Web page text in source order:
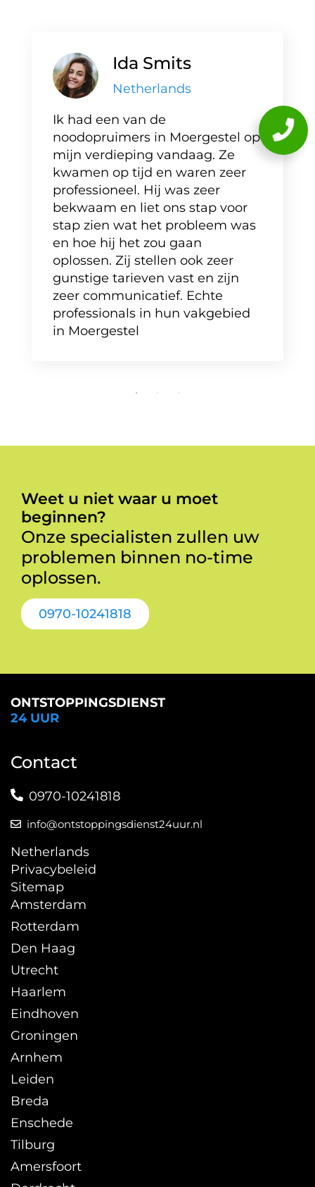
Ida Smits
Netherlands
Ik had een van de
noodopruimers in Moergestel op
mijn verdieping vandaag. Ze
kwamen op tijd en waren zeer
professioneel. Hij was zeer
bekwaam en liet ons stap voor
stap zien wat het probleem was
en hoe hij het zou gaan
oplossen. Zij stellen ook zeer
gunstige tarieven vast en zijn
zeer communicatief. Echte
professionals in hun vakgebied
in Moergestel
Weet u niet waar u moet
beginnen?
Onze specialisten zullen uw
problemen binnen no-time
oplossen.
0970-10241818
ONTSTOPPINGSDIENST
24 UUR
Contact
0970-10241818
info@ontstoppingsdienst24uur.nl
Netherlands
Privacybeleid
Sitemap
Amsterdam
Rotterdam
Den Haag
Utrecht
Haarlem
Eindhoven
Groningen
Arnhem
Leiden
Breda
Enschede
Tilburg
Amersfoort